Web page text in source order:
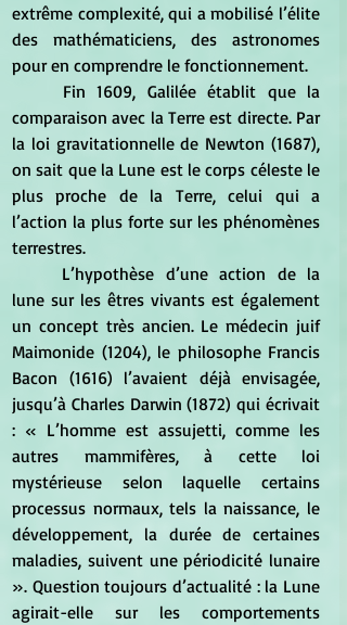
extrême complexité, qui a mobilisé l’élite
des mathématiciens, des astronomes
comparaison avec la Terre est directe. Par
la loi gravitationnelle de Newton (1687),
on sait que la Lune est le corps céleste le
plus proche de la Terre, celui qui a
l’action la plus forte sur les phénomènes
terrestres.
lune sur les êtres vivants est également
un concept très ancien. Le médecin juif
Maimonide (1204), le philosophe Francis
Bacon (1616) l’avaient déjà envisagée,
jusqu’à Charles Darwin (1872) qui écrivait
: « L’homme est assujetti, comme les
autres mammifères, à cette loi
mystérieuse selon laquelle certains
processus normaux, tels la naissance, le
développement, la durée de certaines
maladies, suivent une périodicité lunaire
». Question toujours d’actualité : la Lune
agirait-elle sur les comportements